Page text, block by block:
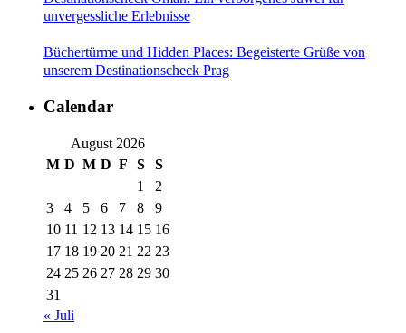
unvergessliche Erlebnisse
Büchertürme und Hidden Places: Begeisterte Grüße von
unserem Destinationscheck Prag
Calendar
August 2026
M D M D F S
S
1
2
3
4 5 6 7 8
9
10 11 12 13 14 15 16
17 18 19 20 21 22 23
24 25 26 27 28 29 30
31
« Juli